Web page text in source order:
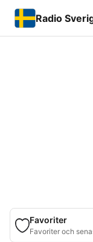
Radio
Favoriter
Favoriter och